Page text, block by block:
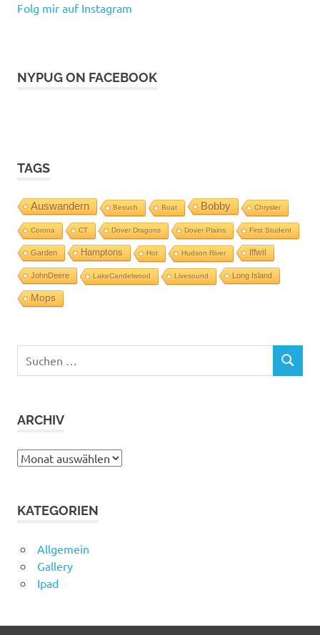
Folg mir auf Instagram
NYPUG ON FACEBOOK
TAGS
Auswandern Besuch Boat Bobby Chrysler
Corona CT Dover Dragons Dover Plains First Student
Garden Hamptons Hot Hudson River Iffwil
JohnDeere LakeCandelwood Livesound Long Island
Mops
nach:
SUCHEN
ARCHIV
Archiv
KATEGORIEN
Allgemein
Gallery
Ipad